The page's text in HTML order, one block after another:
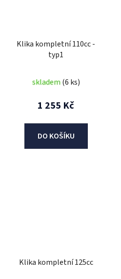
Klika kompletní 110cc -
typ1
skladem (6 ks)
1 255 Kč
DO KOŠÍKU
Klika kompletní 125cc